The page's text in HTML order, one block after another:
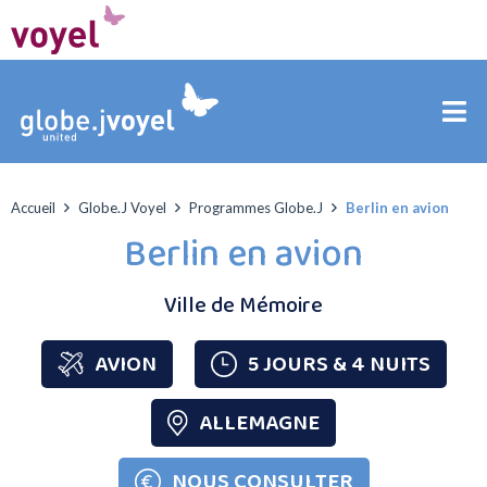
Accueil Globe.J Voyel Programmes Globe.J Berlin en avion
Berlin en avion
Ville de Mémoire
AVION
5 JOURS & 4 NUITS
ALLEMAGNE